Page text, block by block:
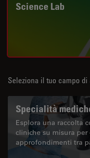
Science Lab
Seleziona il tuo campo
Specialità
Esplora una raccolta
cliniche su misura
approfondimenti tra